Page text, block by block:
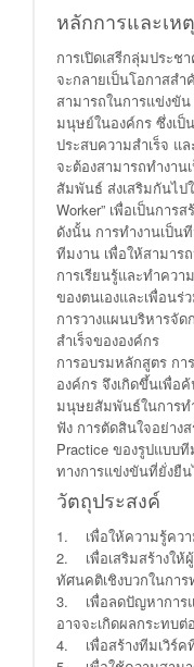
หลักการและเห
การเปิดเสรีกลุ่มประช
จะกลายเป็นโอกาสส
สามารถในการแข่งขั
มนุษย์ในองค์กร ซึ่งเป็
ประสบความสําเร็จ
จะต้องสามารถทำงา
สัมพันธ์ ส่งเสริมกันไป
Worker” เพื่อเป็นการ
ดังนั้น การทำงานเป็
ทีมงาน เพื่อให้สามาร
การเรียนรู้และทำคว
ของตนเองและเพื่อน
การวางแผนบริหารจั
สำเร็จขององค์กร
การอบรมหลักสูตร กา
องค์กร จึงเกิดขึ้นเพื่อ
มนุษยสัมพันธ์ในการท
ฟัง การตัดสินใจอย่าง
Practice ของรูปแบบ
ทางการแข่งขันที่ยั่งยื
วัตถุประสงค์
1. เพื่อให้ความรู้ควา
2. เพื่อเสริมสร้างให้
ทัศนคติเชิงบวกในการ
3. เพื่อลดปัญหาการแ
อาจจะเกิดผลกระทบ
4. เพื่อสร้างทีมเวิร์ค